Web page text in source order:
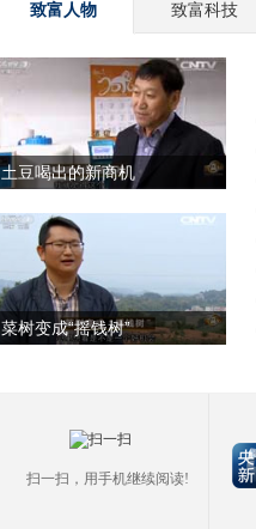
致富人物 致富科技
土豆喝出的新商机
菜树变成“摇钱树”
扫一扫，用手机继续阅读!